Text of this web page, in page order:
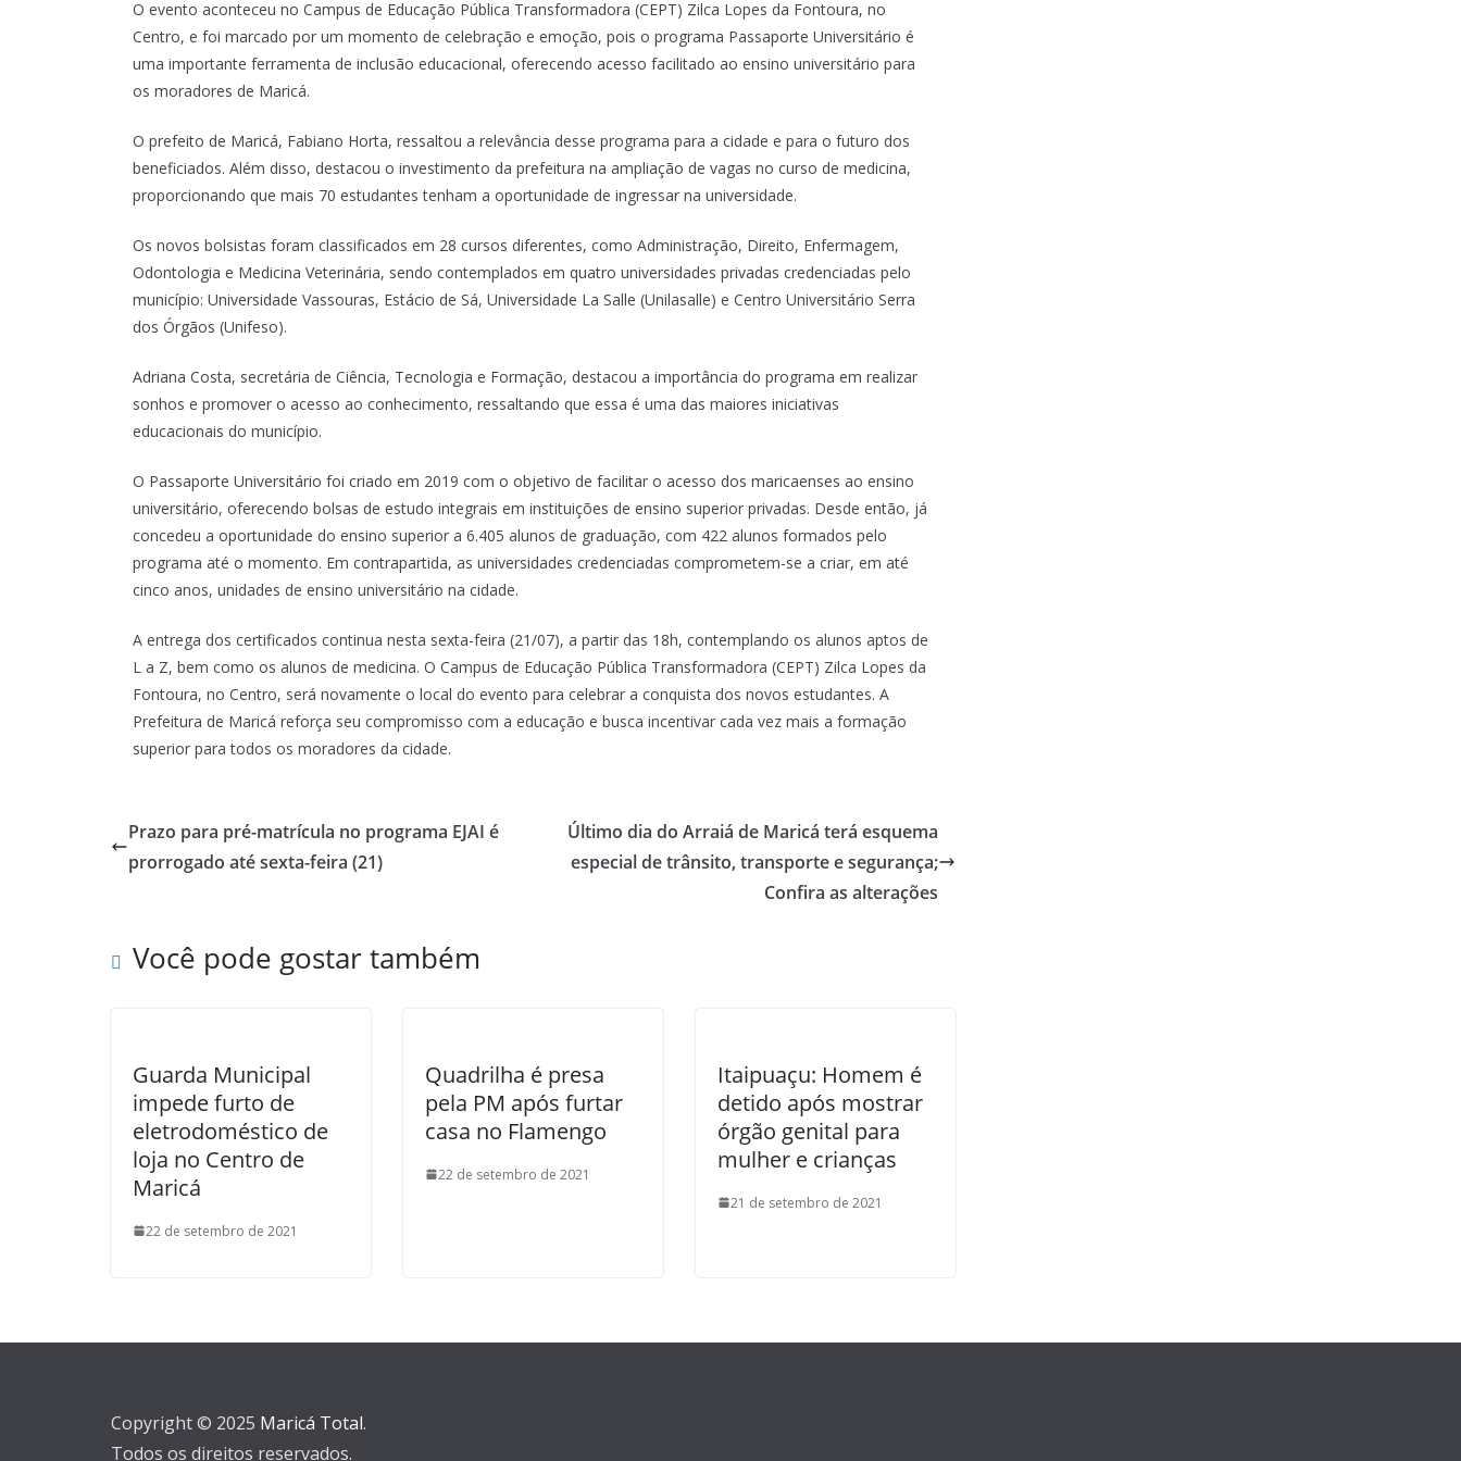
O evento aconteceu no Campus de Educação Pública Transformadora (CEPT) Zilca Lopes da Fontoura, no
Centro, e foi marcado por um momento de celebração e emoção, pois o programa Passaporte Universitário é
uma importante ferramenta de inclusão educacional, oferecendo acesso facilitado ao ensino universitário para
os moradores de Maricá.
O prefeito de Maricá, Fabiano Horta, ressaltou a relevância desse programa para a cidade e para o futuro dos
beneficiados. Além disso, destacou o investimento da prefeitura na ampliação de vagas no curso de medicina,
proporcionando que mais 70 estudantes tenham a oportunidade de ingressar na universidade.
Os novos bolsistas foram classificados em 28 cursos diferentes, como Administração, Direito, Enfermagem,
Odontologia e Medicina Veterinária, sendo contemplados em quatro universidades privadas credenciadas pelo
município: Universidade Vassouras, Estácio de Sá, Universidade La Salle (Unilasalle) e Centro Universitário Serra
dos Órgãos (Unifeso).
Adriana Costa, secretária de Ciência, Tecnologia e Formação, destacou a importância do programa em realizar
sonhos e promover o acesso ao conhecimento, ressaltando que essa é uma das maiores iniciativas
educacionais do município.
O Passaporte Universitário foi criado em 2019 com o objetivo de facilitar o acesso dos maricaenses ao ensino
universitário, oferecendo bolsas de estudo integrais em instituições de ensino superior privadas. Desde então, já
concedeu a oportunidade do ensino superior a 6.405 alunos de graduação, com 422 alunos formados pelo
programa até o momento. Em contrapartida, as universidades credenciadas comprometem-se a criar, em até
cinco anos, unidades de ensino universitário na cidade.
A entrega dos certificados continua nesta sexta-feira (21/07), a partir das 18h, contemplando os alunos aptos de
L a Z, bem como os alunos de medicina. O Campus de Educação Pública Transformadora (CEPT) Zilca Lopes da
Fontoura, no Centro, será novamente o local do evento para celebrar a conquista dos novos estudantes. A
Prefeitura de Maricá reforça seu compromisso com a educação e busca incentivar cada vez mais a formação
superior para todos os moradores da cidade.
Prazo para pré-matrícula no programa EJAI é
prorrogado até sexta-feira (21)
Último dia do Arraiá de Maricá terá esquema
especial de trânsito, transporte e segurança;
Confira as alterações
Você pode gostar também
Guarda Municipal
impede furto de
eletrodoméstico de
loja no Centro de
Maricá
22 de setembro de 2021
Quadrilha é presa
pela PM após furtar
casa no Flamengo
22 de setembro de 2021
Itaipuaçu: Homem é
detido após mostrar
órgão genital para
mulher e crianças
21 de setembro de 2021
Copyright © 2025 Maricá Total.
Todos os direitos reservados.